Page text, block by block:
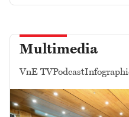
Multimedia
VnE TVPodcast